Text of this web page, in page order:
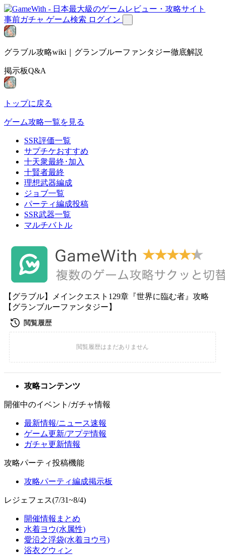
事前ガチャ ゲーム検索 ログイン
グラブル攻略wiki｜グランブルーファンタジー徹底解説
掲示板Q&A
トップに戻る
ゲーム攻略一覧を見る
SSR評価一覧
サプチケおすすめ
十天衆最終･加入
十賢者最終
理想武器編成
ジョブ一覧
パーティ編成投稿
SSR武器一覧
マルチバトル
【グラブル】メインクエスト129章『世界に臨む者』攻略
【グランブルーファンタジー】
攻略コンテンツ
開催中のイベント/ガチャ情報
最新情報/ニュース速報
ゲーム更新/アプデ情報
ガチャ更新情報
攻略パーティ投稿機能
攻略パーティ編成掲示板
レジェフェス(7/31~8/4)
開催情報まとめ
水着ヨウ(水属性)
愛沿之浮袋(水着ヨウ弓)
浴衣グウィン